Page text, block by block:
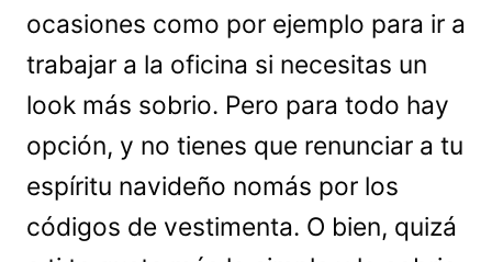
ocasiones como por ejemplo para ir a
trabajar a la oficina si necesitas un
look más sobrio. Pero para todo hay
opción, y no tienes que renunciar a tu
espíritu navideño nomás por los
códigos de vestimenta. O bien, quizá